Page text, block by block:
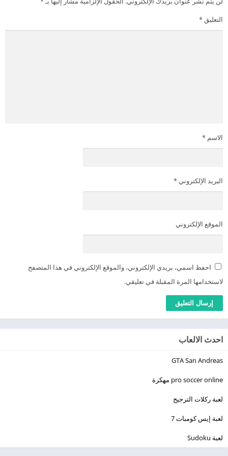
التعليق *
الاسم *
البريد الإلكتروني *
الموقع الإلكتروني
احفظ اسمي، بريدي الإلكتروني، والموقع الإلكتروني في هذا المتصفح
لاستخدامها المرة المقبلة في تعليقي.
احدث الالعاب
GTA San Andreas
pro soccer online مهكرة
لعبة ركلات الترجيح
لعبة إيس كومبات 7
لعبة Sudoku